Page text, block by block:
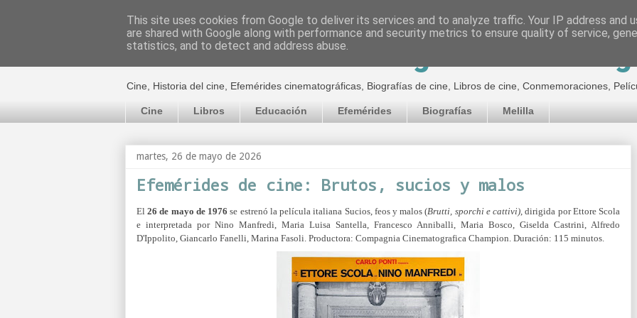
El cultural cinematográfico de Jorge
Cine, Historia del cine, Efemérides cinematográficas, Biografías de cine, Libros de cine, Conmemoraciones,
Cine Libros Educación Efemérides Biografías Melilla
martes, 26 de mayo de 2026
Efemérides de cine: Brutos, sucios y malos
El26 de mayo de 1976se estrenó la película italiana Sucios, feos y malos (Brutti, sporchi e cattivi) , dirigida por Ettore Scola
e interpretada por Nino Manfredi, Maria Luisa Santella, Francesco Anniballi, Maria Bosco, Giselda Castrini, Alfredo
D'Ippolito, Giancarlo Fanelli, Marina Fasoli. Productora: Compagnia Cinematografica Champion. Duración: 115 minutos.
This site uses cookies from Google to deliver its services and to analyze traffic. Your IP address and
are shared with Google along with performance and security metrics to ensure quality of service,
statistics, and to detect and address abuse.